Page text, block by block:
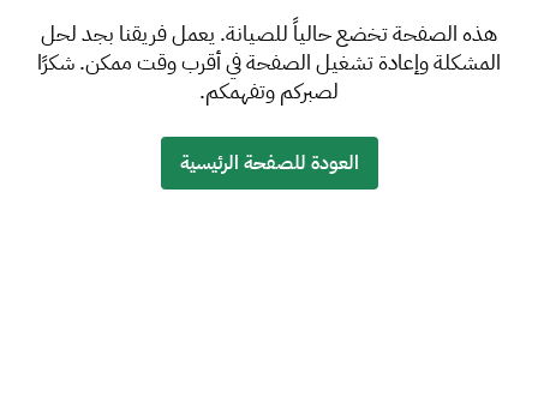
هذه الصفحة تخضع حالياً للصيانة. يعمل فريقنا بجد لحل
المشكلة وإعادة تشغيل الصفحة في أقرب وقت ممكن. شكرًا
لصبركم وتفهمكم.
العودة للصفحة الرئيسية